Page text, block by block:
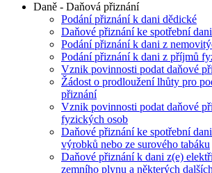
Daně - Daňová přiznání
Podání přiznání k dani dědické
Daňové přiznání ke spotřební dani
Podání přiznání k dani z
Podání přiznání k dani z příjmů
Vznik povinnosti podat daňové
Žádost o prodloužení lhůty pro
přiznání
Vznik povinnosti podat daňové
fyzických osob
Daňové přiznání ke spotřební
výrobků nebo ze surového tabáku
Daňové přiznání k dani z(e)
zemního plynu a některých